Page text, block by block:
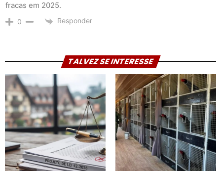
fracas em 2025.
0 Responder
TALVEZ SE INTERESSE